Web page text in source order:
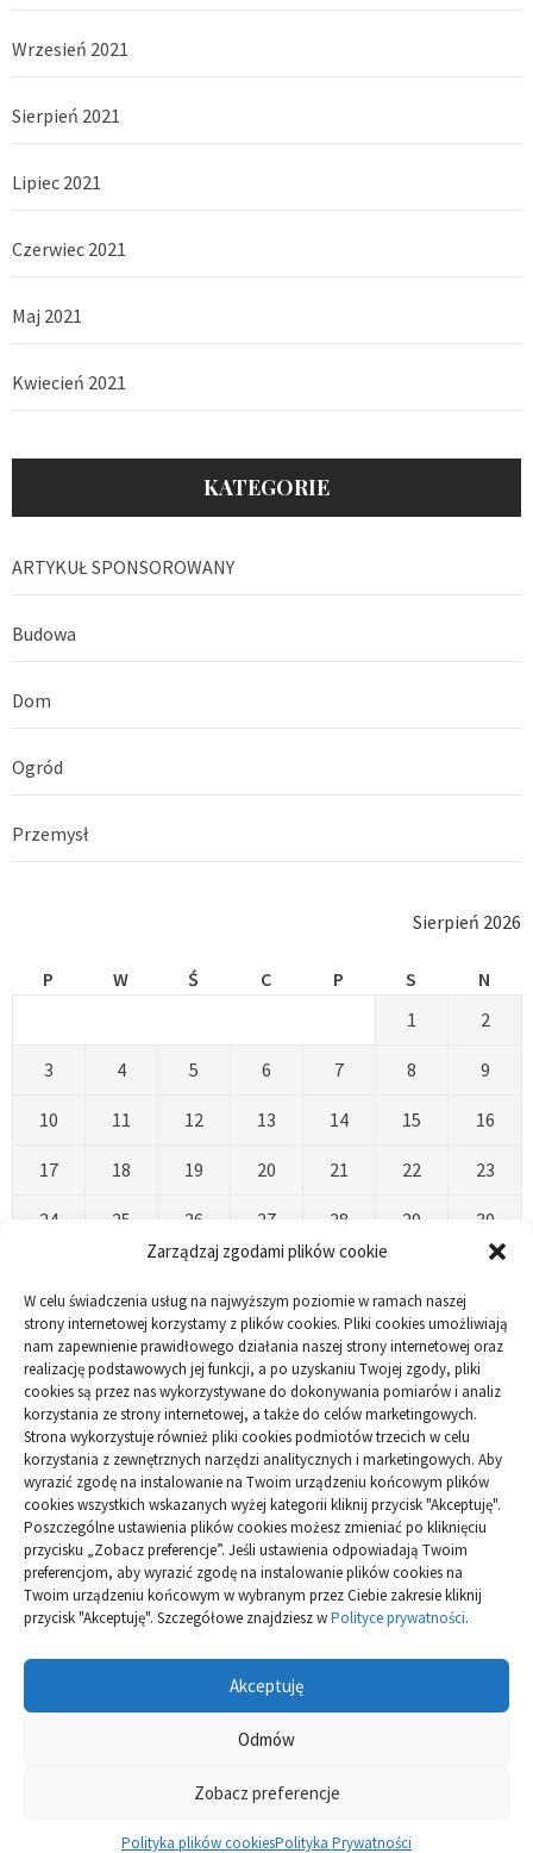
Zarządzaj zgodami plików cookie
W celu świadczenia usług na najwyższym poziomie w ramach naszej
strony internetowej korzystamy z plików cookies. Pliki cookies umożliwiają
nam zapewnienie prawidłowego działania naszej strony internetowej oraz
realizację podstawowych jej funkcji, a po uzyskaniu Twojej zgody, pliki
cookies są przez nas wykorzystywane do dokonywania pomiarów i analiz
korzystania ze strony internetowej, a także do celów marketingowych.
Strona wykorzystuje również pliki cookies podmiotów trzecich w celu
korzystania z zewnętrznych narzędzi analitycznych i marketingowych. Aby
wyrazić zgodę na instalowanie na Twoim urządzeniu końcowym plików
cookies wszystkich wskazanych wyżej kategorii kliknij przycisk "Akceptuję".
Poszczególne ustawienia plików cookies możesz zmieniać po kliknięciu
przycisku „Zobacz preferencje”. Jeśli ustawienia odpowiadają Twoim
preferencjom, aby wyrazić zgodę na instalowanie plików cookies na
Twoim urządzeniu końcowym w wybranym przez Ciebie zakresie kliknij
przycisk "Akceptuję". Szczegółowe znajdziesz wPolityce prywatności.
Akceptuję
Odmów
Zobacz preferencje
Polityka plików cookiesPolityka Prywatności
Wrzesień 2021
Sierpień 2021
Lipiec 2021
Czerwiec 2021
Maj 2021
Kwiecień 2021
KATEGORIE
ARTYKUŁ SPONSOROWANY
Budowa
Dom
Ogród
Przemysł
Sierpień 2026
P W Ś C P S
N
1
2
3 4 5 6 7 8 9
10 11 12 13 14 15 16
17 18 19 20 21 22 23
24 25 26 27 28 29 30
« Kwi
Polityka plików cookies (EU) |Polityka prywatności
DOM & OGRÓD FAN
Dla fanów budownictwa i ogrodu
Theme: Perfect Magazine by
Themematic